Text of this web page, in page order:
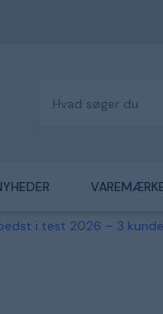
i test 2026 – 3